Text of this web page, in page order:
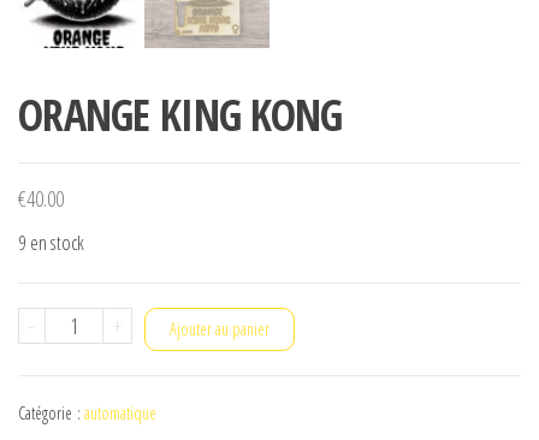
ORANGE KING KONG
€40.00
9 en stock
-
quantité
KING
+ Ajouter au panier
Catégorie : automatique